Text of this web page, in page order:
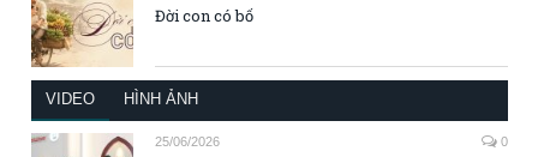
Đời con có bố
VIDEO HÌNH ẢNH
25/06/2026 0